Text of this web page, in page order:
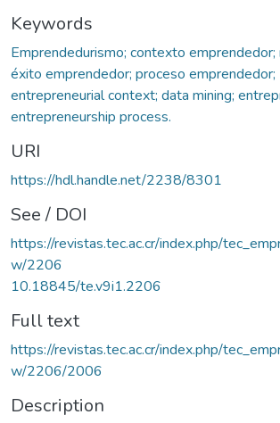
Keywords
Emprendedurismo; contexto emprendedor;
éxito emprendedor; proceso emprendedor;
entrepreneurial context; data mining;
entrepreneurship process.
URI
https://hdl.handle.net/2238/8301
See / DOI
https://revistas.tec.ac.cr/index.php/
w/2206
10.18845/te.v9i1.2206
Full text
https://revistas.tec.ac.cr/index.php/
w/2206/2006
Description